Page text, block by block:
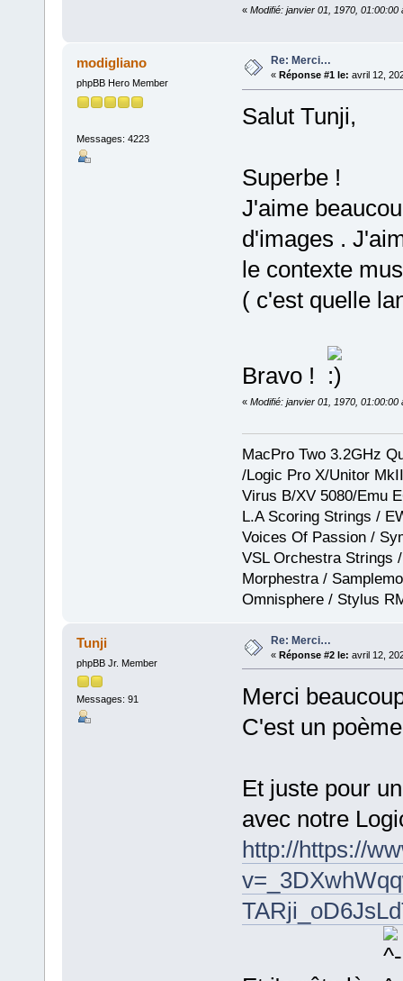
« Modifié: janvier 01, 1970, 01:00:00
modigliano
phpBB Hero Member
Messages: 4223
Re: Merci…
« Réponse #1 le: avril 12,
Salut Tunji,
Superbe !
J'aime
d'images .
le contexte
( c'est quelle
Bravo !
« Modifié: janvier 01, 1970, 01:00:00
MacPro Two 3.2GHz
/Logic Pro X/Unitor
Virus B/XV 5080/Emu
L.A Scoring Strings /
Voices Of Passion /
VSL Orchestra Strings
Morphestra /
Omnisphere / Stylus
Tunji
phpBB Jr. Member
Messages: 91
Re: Merci…
« Réponse #2 le: avril 12,
Merci
C'est un
Et juste pour
avec notre
http://https://